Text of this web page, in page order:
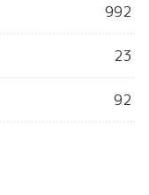
992
23
92